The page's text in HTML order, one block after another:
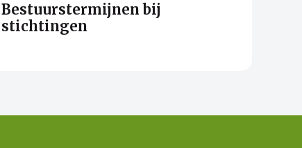
Bestuurstermijnen bij
stichtingen